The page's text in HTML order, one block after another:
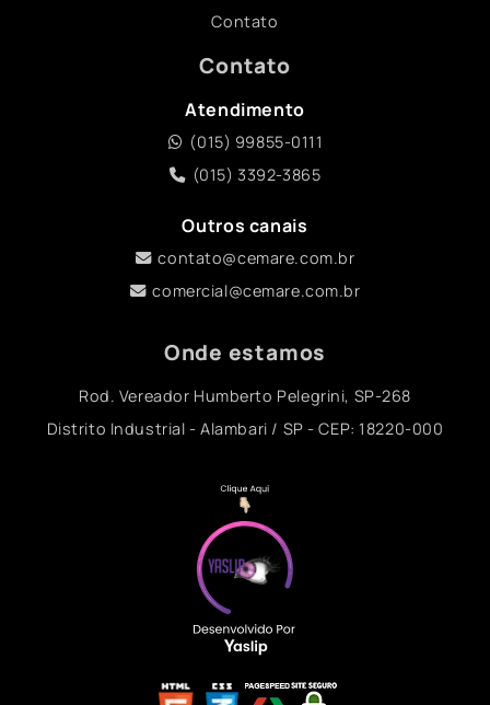
Contato
Contato
Atendimento
(015) 99855-0111
(015) 3392-3865
Outros canais
contato@cemare.com.br
comercial@cemare.com.br
Onde estamos
Rod. Vereador Humberto Pelegrini, SP-268
Distrito Industrial - Alambari / SP - CEP: 18220-000